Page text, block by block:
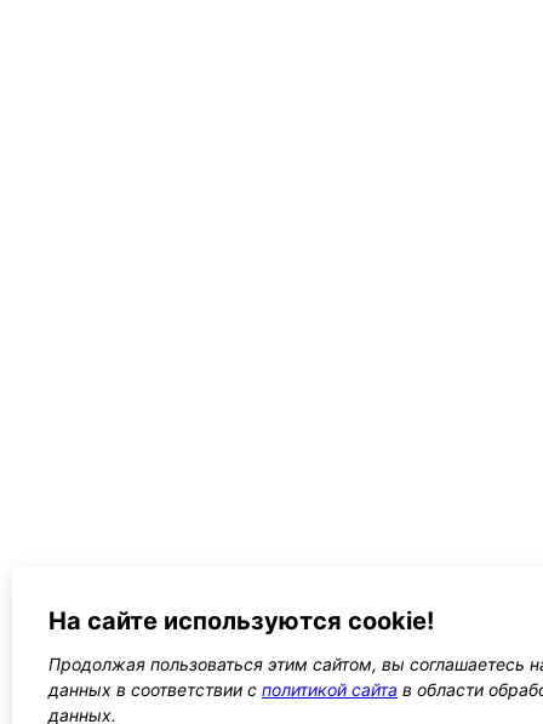
На сайте используются cookie!
Продолжая пользоваться этим сайтом, вы соглашаетесь
данных в соответствии с политикой сайта в области
данных.